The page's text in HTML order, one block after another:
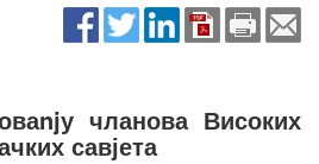
чланова Високих
савјета